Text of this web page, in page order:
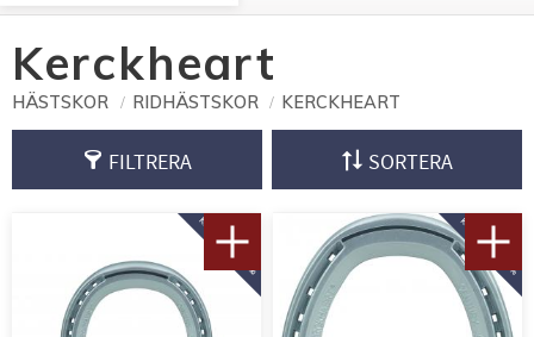
Kerckheart
HÄSTSKOR RIDHÄSTSKOR KERCKHEART
FILTRERA SORTERA
KÖP 10 PAR FÅ 10% KÖP 10 PAR FÅ 10%